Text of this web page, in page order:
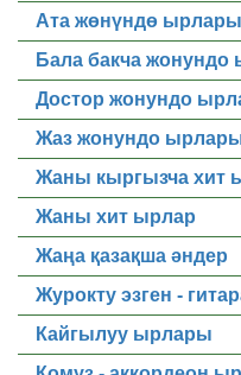
Ата жөнүндө ырлары
Бала бакча
Достор жонундо
Жаз жонундо
Жаны кыргызча хит
Жаны хит ырлар
Жаңа қазақша әндер
Журокту эзген -
Кайгылуу ырлары